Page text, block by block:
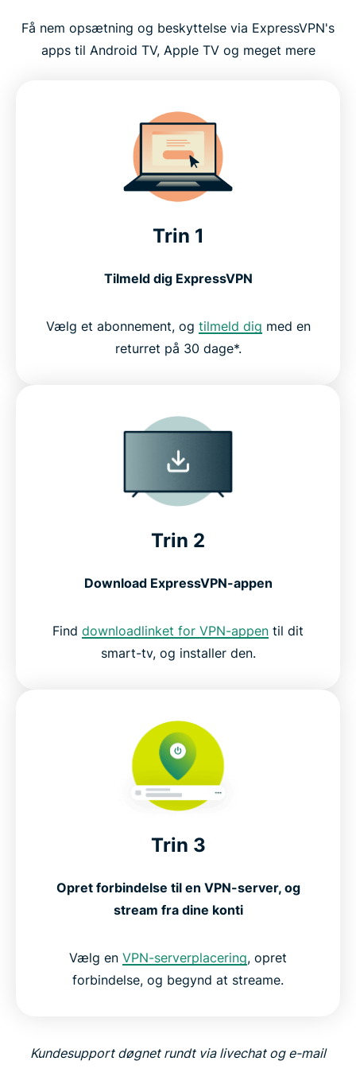
Få nem opsætning og beskyttelse via ExpressVPN's
apps til Android TV, Apple TV og meget mere
Trin 1
Tilmeld dig ExpressVPN
Vælg et abonnement, og tilmeld dig med en
returret på 30 dage*.
Trin 2
Download ExpressVPN-appen
Find downloadlinket for VPN-appen til dit
smart-tv, og installer den.
Trin 3
Opret forbindelse til en VPN-server, og
stream fra dine konti
Vælg en VPN-serverplacering, opret
forbindelse, og begynd at streame.
Kundesupport døgnet rundt via livechat og e-mail